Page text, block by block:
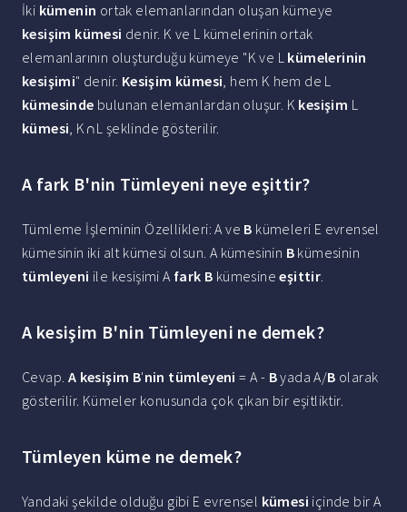
İki kümenin ortak elemanlarından oluşan kümeye
kesişim kümesi denir. K ve L kümelerinin ortak
elemanlarının oluşturduğu kümeye "K ve L kümelerinin
kesişimi" denir. Kesişim kümesi, hem K hem de L
kümesinde bulunan elemanlardan oluşur. K kesişim L
kümesi, K∩L şeklinde gösterilir.
A fark B'nin Tümleyeni neye eşittir?
Tümleme İşleminin Özellikleri: A ve B kümeleri E evrensel
kümesinin iki alt kümesi olsun. A kümesinin B kümesinin
tümleyeni ile kesişimi A fark B kümesineeşittir.
A kesişim B'nin Tümleyeni ne demek?
Cevap. A kesişim B'nin tümleyeni = A - Byada A/B olarak
gösterilir. Kümeler konusunda çok çıkan bir eşitliktir.
Tümleyen küme ne demek?
Yandaki şekilde olduğu gibi E evrensel kümesi içinde bir A